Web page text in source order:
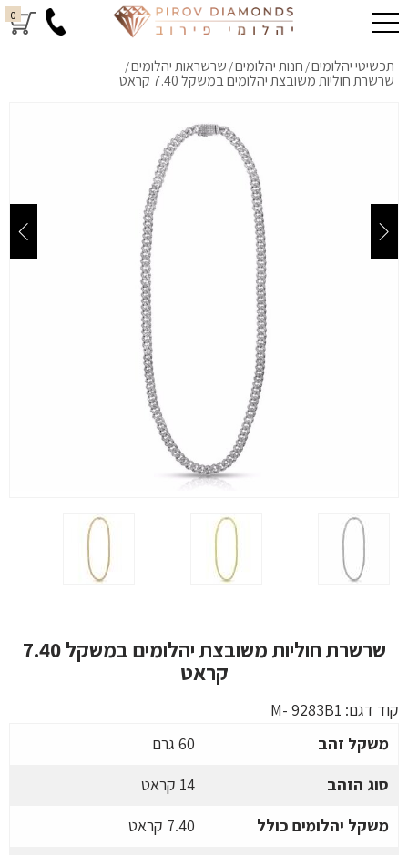
0
תכשיטי יהלומים/ חנות יהלומים/ שרשראות יהלומים/
שרשרת חוליות משובצת יהלומים במשקל 7.40 קראט
שרשרת חוליות משובצת יהלומים במשקל 7.40
קראט
קוד דגם: M- 9283B1
משקל זהב
60 גרם
סוג הזהב
14 קראט
משקל יהלומים כולל
7.40 קראט